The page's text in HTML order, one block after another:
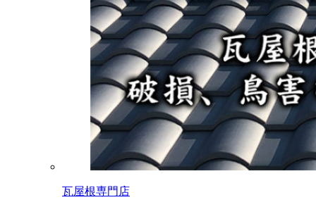
瓦屋根専門店